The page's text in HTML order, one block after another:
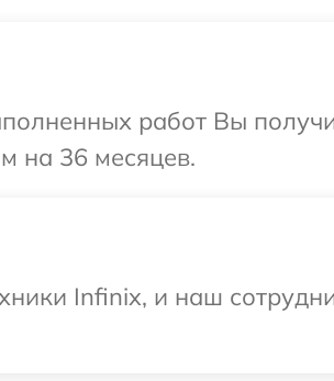
работ Вы
на 36 месяцев.
Infinix, и наш